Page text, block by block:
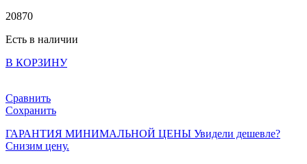
20870
Есть в наличии
В КОРЗИНУ
Сравнить
Сохранить
ГАРАНТИЯ МИНИМАЛЬНОЙ ЦЕНЫ Увидели дешевле?
Снизим цену.